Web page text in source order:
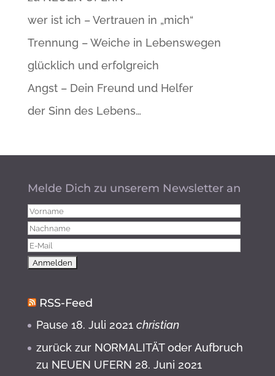
wer ist ich – Vertrauen in „mich“
Trennung – Weiche in Lebenswegen
glücklich und erfolgreich
Angst – Dein Freund und Helfer
der Sinn des Lebens…
Melde Dich zu unserem Newsletter an
RSS-Feed
Pause 18. Juli 2021 christian
zurück zur NORMALITÄT oder Aufbruch
zu NEUEN UFERN 28. Juni 2021